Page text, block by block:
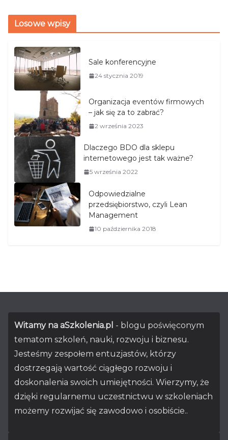
Losowe wpisy
Sale konferencyjne
24 stycznia 2019
Organizacja eventów firmowych
– jak się za to zabrać?
2 września 2023
Dlaczego BDO dla sklepu
internetowego jest tak ważne?
5 września 2022
Odpowiedzialne
przedsiębiorstwo, czyli Lean
Management
10 października 2018
Witamy na aSzkolenia.pl - blogu poświęconym
tematom szkoleń, nauki, rozwoju i biznesu.
Jesteśmy zespołem entuzjastów, którzy
dostrzegają wartość ciągłego rozwoju i
doskonalenia swoich umiejętności. Wierzymy, że
dzięki regularnemu uczestnictwu w szkoleniach
możemy rozwijać się zawodowo i osobiście..